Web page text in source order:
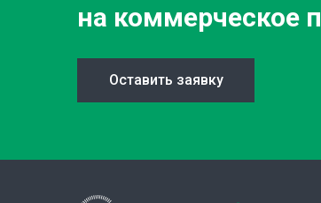
на коммерческое
Оставить заявку